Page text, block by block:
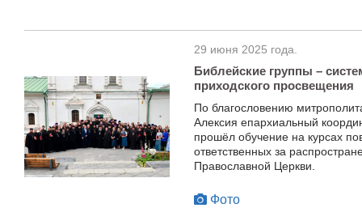
29 июня 2025 года.
Библейские группы –
приходского просвещения
По благословению
Алексия епархиальный
прошёл обучение на курсах
ответственных за
Православной Церкви.
Фото